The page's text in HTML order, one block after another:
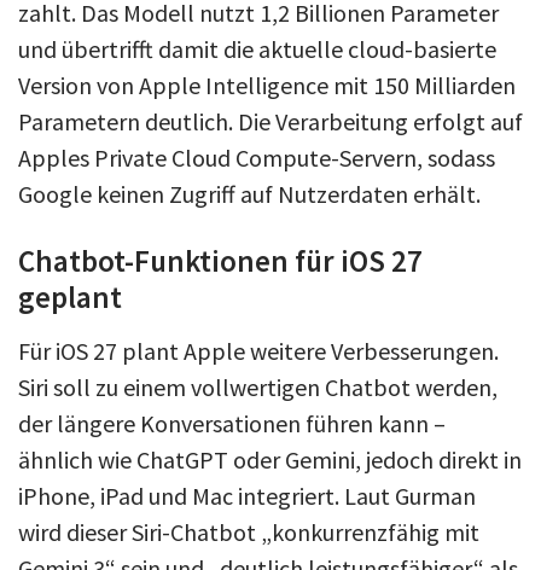
zahlt. Das Modell nutzt 1,2 Billionen Parameter
und übertrifft damit die aktuelle cloud-basierte
Version von Apple Intelligence mit 150 Milliarden
Parametern deutlich. Die Verarbeitung erfolgt auf
Apples Private Cloud Compute-Servern, sodass
Google keinen Zugriff auf Nutzerdaten erhält.
Chatbot-Funktionen für iOS 27
geplant
Für iOS 27 plant Apple weitere Verbesserungen.
Siri soll zu einem vollwertigen Chatbot werden,
der längere Konversationen führen kann –
ähnlich wie ChatGPT oder Gemini, jedoch direkt in
iPhone, iPad und Mac integriert. Laut Gurman
wird dieser Siri-Chatbot „konkurrenzfähig mit